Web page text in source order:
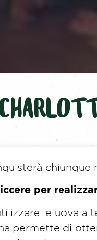
chiunque
per
le uova
permette di